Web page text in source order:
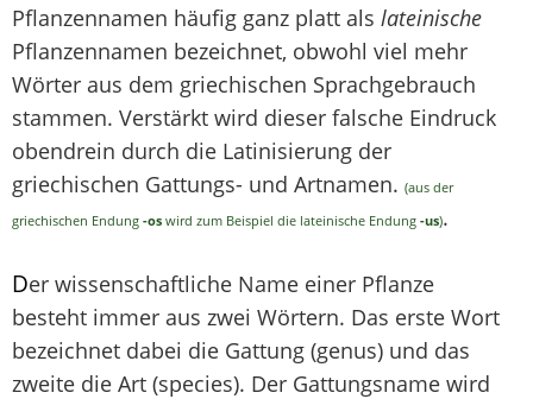
Pflanzennamen häufig ganz platt als lateinische
Pflanzennamen bezeichnet, obwohl viel mehr
Wörter aus dem griechischen Sprachgebrauch
stammen. Verstärkt wird dieser falsche Eindruck
obendrein durch die Latinisierung der
griechischen Gattungs- und Artnamen. (aus der
griechischen Endung -os wird zum Beispiel die lateinische Endung -us).
Der wissenschaftliche Name einer Pflanze
besteht immer aus zwei Wörtern. Das erste Wort
bezeichnet dabei die Gattung (genus) und das
zweite die Art (species). Der Gattungsname wird